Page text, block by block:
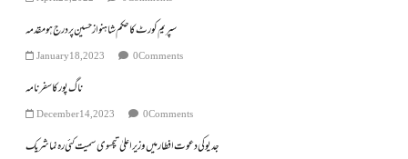
سپریم کورٹ کا حکم شاہنواز حسین پر درج ہو مقدمہ
January 18, 2023 0 Comments
ناگ پور کا سفرنامہ
December 14, 2023 0 Comments
جدیوکی دعوت افطارمیں وزیراعلیٰ تیجسوی سمیت کئی رہ نما شریک